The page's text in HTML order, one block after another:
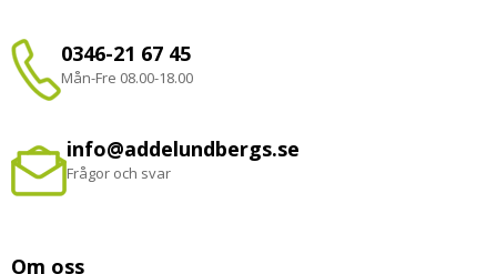
0346-21 67 45
Mån-Fre 08.00-18.00
info@addelundbergs.se
Frågor och svar
Om oss